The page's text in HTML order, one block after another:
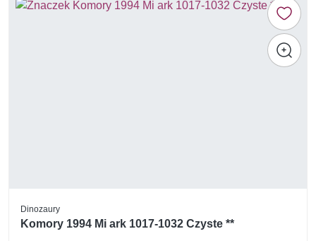
Dinozaury
Komory 1994 Mi ark 1017-1032 Czyste **